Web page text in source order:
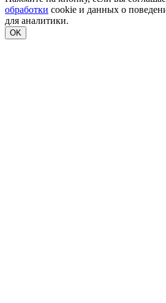
обработки cookie и данных о
для аналитики.
OK